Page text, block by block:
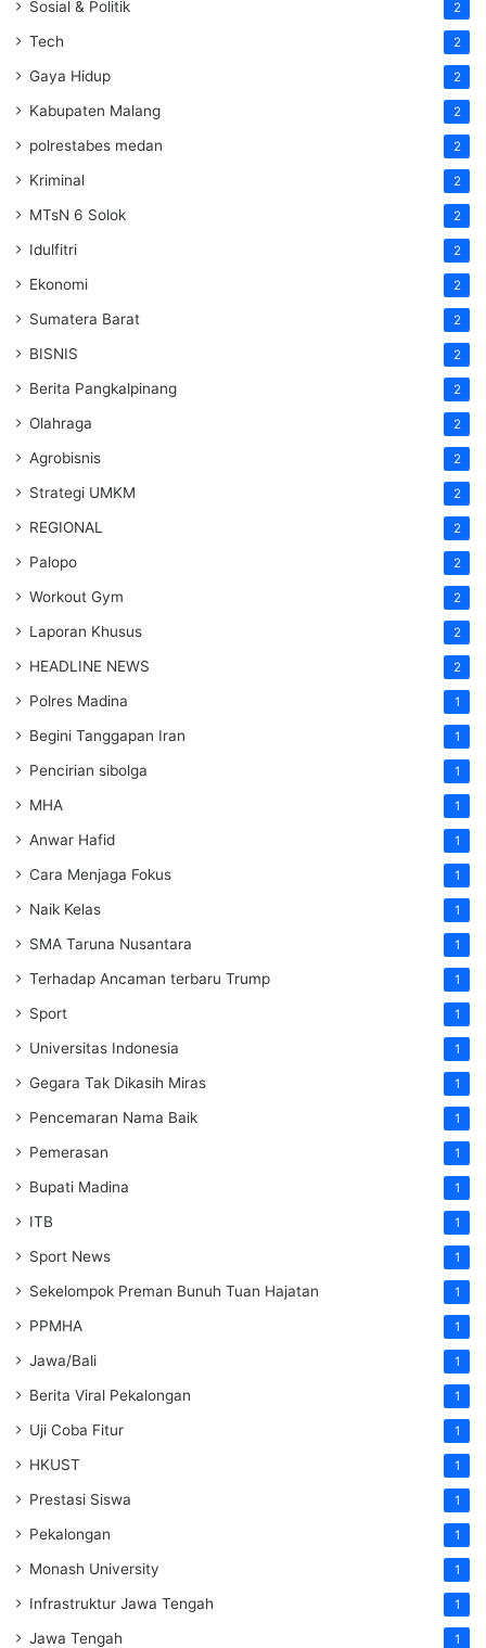
Sosial & Politik 2
Tech 2
Gaya Hidup 2
Kabupaten Malang 2
polrestabes medan 2
Kriminal 2
MTsN 6 Solok 2
Idulfitri 2
Ekonomi 2
Sumatera Barat 2
BISNIS 2
Berita Pangkalpinang 2
Olahraga 2
Agrobisnis 2
Strategi UMKM 2
REGIONAL 2
Palopo 2
Workout Gym 2
Laporan Khusus 2
HEADLINE NEWS 2
Polres Madina 1
Begini Tanggapan Iran 1
Pencirian sibolga 1
MHA 1
Anwar Hafid 1
Cara Menjaga Fokus 1
Naik Kelas 1
SMA Taruna Nusantara 1
Terhadap Ancaman terbaru Trump 1
Sport 1
Universitas Indonesia 1
Gegara Tak Dikasih Miras 1
Pencemaran Nama Baik 1
Pemerasan 1
Bupati Madina 1
ITB 1
Sport News 1
Sekelompok Preman Bunuh Tuan Hajatan 1
PPMHA 1
Jawa/Bali 1
Berita Viral Pekalongan 1
Uji Coba Fitur 1
HKUST 1
Prestasi Siswa 1
Pekalongan 1
Monash University 1
Infrastruktur Jawa Tengah 1
Jawa Tengah 1